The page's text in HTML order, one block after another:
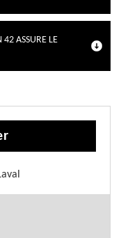
ASSURE LE